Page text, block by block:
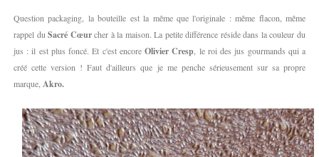
Question packaging, la bouteille est la même que l'originale : même flacon, même
rappel duSacré Cœurcher à la maison. La petite différence réside dans la couleur du
jus : il est plus foncé. Et c'est encoreOlivier Cresp , le roi des jus gourmands qui a
créé cette version ! Faut d'ailleurs que je me penche sérieusement sur sa propre
marque, Akro.